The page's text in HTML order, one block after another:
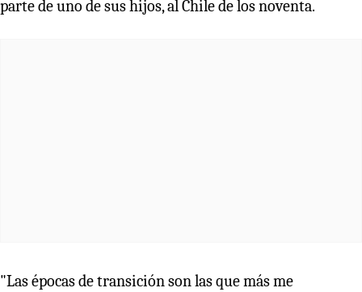
parte de uno de sus hijos, al Chile de los noventa.
"Las épocas de transición son las que más me